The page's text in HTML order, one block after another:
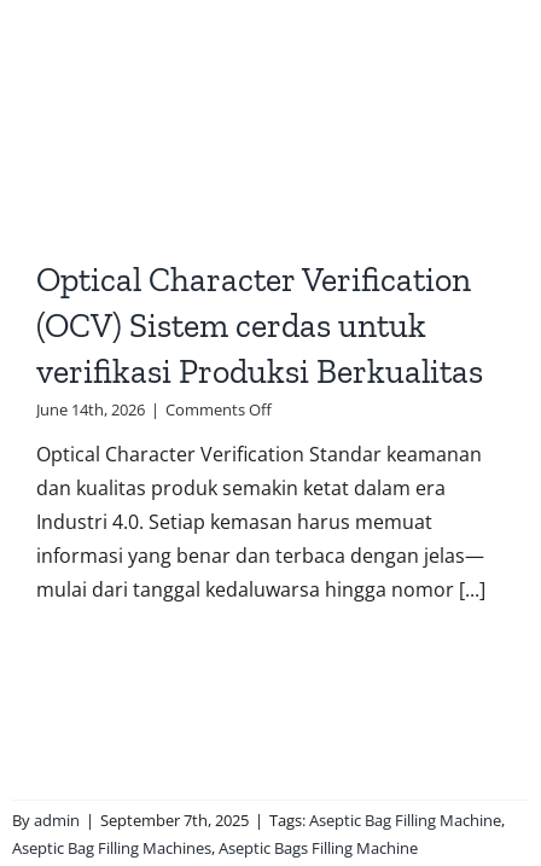
Optical Character Verification
(OCV) Sistem cerdas untuk
verifikasi Produksi Berkualitas
June 14th, 2026 | Comments Offon
Character
Verification
(OCV)
Sistem
cerdas
untuk
verifikasi
Optical Character Verification Standar keamanan
dan kualitas produk semakin ketat dalam era
Industri 4.0. Setiap kemasan harus memuat
informasi yang benar dan terbaca dengan jelas—
mulai dari tanggal kedaluwarsa hingga nomor [...]
Byadmin | September 7th, 2025 | Tags:Aseptic Bag Filling Machine,
Aseptic Bag Filling Machines,Aseptic Bags Filling Machine